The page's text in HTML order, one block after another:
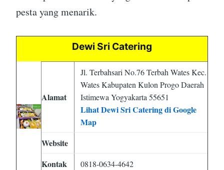
pesta yang menarik.
Dewi Sri Catering
Alamat
Jl. Terbahsari No.76 Terbah Wates Kec.
Wates Kabupaten Kulon Progo Daerah
Istimewa Yogyakarta 55651
Lihat Dewi Sri Catering di Google
Map
Website
Kontak
0818-0634-4642